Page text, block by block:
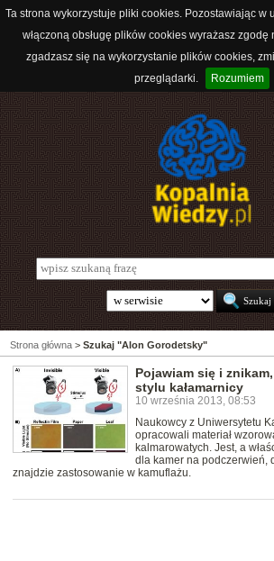
Ta strona wykorzystuje pliki cookies. Pozostawiając w
włączoną obsługę plików cookies wyrażasz zgodę
zgadzasz się na wykorzystanie plików cookies,
przeglądarki.
Rozumiem
Strona główna > Szukaj "Alon Gorodetsky"
Pojawiam się i
stylu kałamarnicy
10 września 2013, 08:53
Naukowcy z Uniwersytetu
opracowali materiał
kalmarowatych. Jest, a
dla kamer na podczerwień,
znajdzie zastosowanie w kamuflażu.